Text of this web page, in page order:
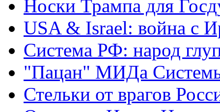
Носки Трампа для
USA & Israel: война с
Система РФ: народ
"Пацан" МИДа
Стельки от врагов